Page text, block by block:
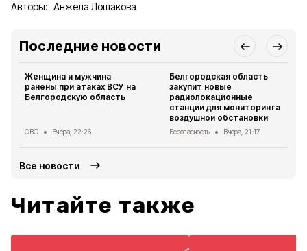
Авторы: Анжела Лошакова
Последние новости
Женщина и мужчина
ранены при атаках ВСУ на
Белгородскую область
СВО Вчера, 22:26
Белгородская область
закупит новые
радиолокационные
станции для мониторинга
воздушной обстановки
Безопасность Вчера, 21:17
Все новости
Читайте также